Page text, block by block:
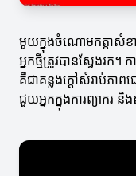
មួយក្នុងចំណោមកត្តាសំ
អ្នកថ្មីត្រូវបានស្វែងរក
គឺជាគន្លងក្តៅសំរាប់ភាព
ជួយអ្នកក្នុងការព្យាករ